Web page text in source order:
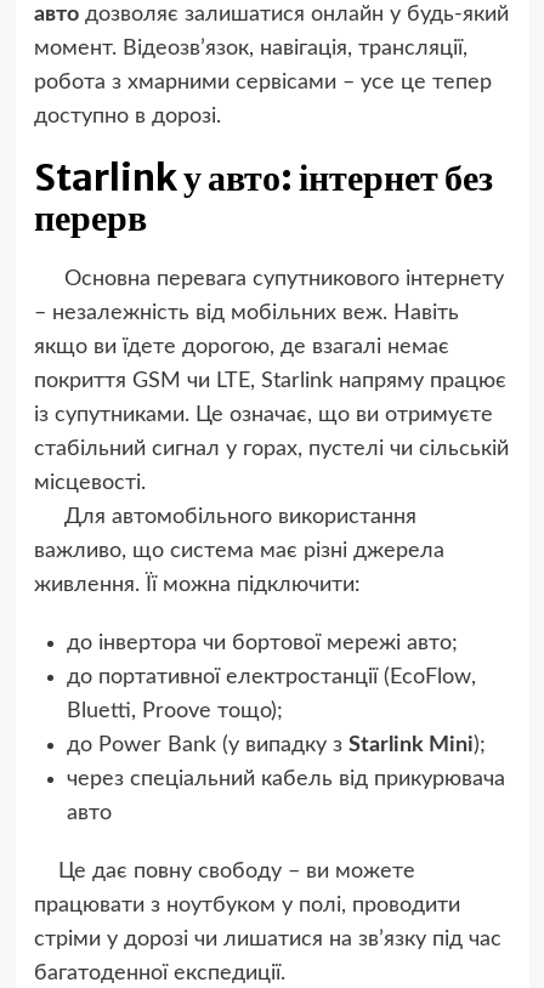
автодозволяє залишатися онлайн у будь-який
момент. Відеозв’язок, навігація, трансляції,
робота з хмарними сервісами – усе це тепер
доступно в дорозі.
Starlink у авто: інтернет без
перерв
Основна перевага супутникового інтернету
– незалежність від мобільних веж. Навіть
якщо ви їдете дорогою, де взагалі немає
покриття GSM чи LTE, Starlink напряму працює
із супутниками. Це означає, що ви отримуєте
стабільний сигнал у горах, пустелі чи сільській
місцевості.
Для автомобільного використання
важливо, що система має різні джерела
живлення. Її можна підключити:
до інвертора чи бортової мережі авто;
до портативної електростанції (EcoFlow,
Bluetti, Proove тощо);
до Power Bank (у випадку з Starlink Mini);
через спеціальний кабель від прикурювача
авто
Це дає повну свободу – ви можете
працювати з ноутбуком у полі, проводити
стріми у дорозі чи лишатися на зв’язку під час
багатоденної експедиції.